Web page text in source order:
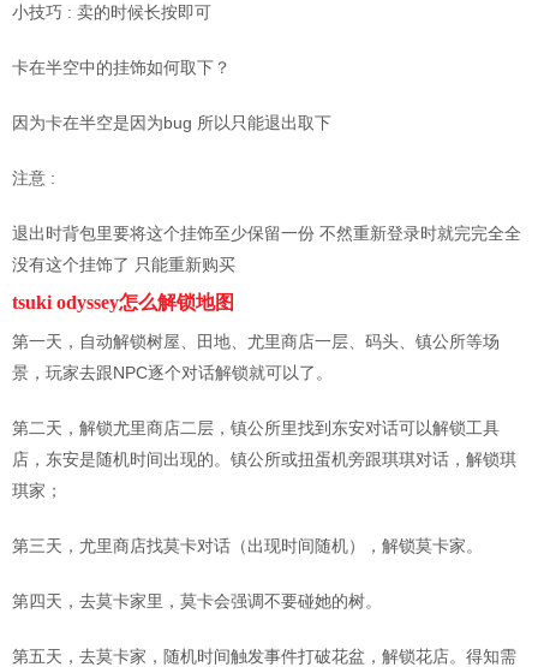
小技巧 : 卖的时候长按即可
卡在半空中的挂饰如何取下？
因为卡在半空是因为bug 所以只能退出取下
注意 :
退出时背包里要将这个挂饰至少保留一份 不然重新登录时就完完全全
没有这个挂饰了 只能重新购买
tsuki odyssey怎么解锁地图
第一天，自动解锁树屋、田地、尤里商店一层、码头、镇公所等场
景，玩家去跟NPC逐个对话解锁就可以了。
第二天，解锁尤里商店二层，镇公所里找到东安对话可以解锁工具
店，东安是随机时间出现的。镇公所或扭蛋机旁跟琪琪对话，解锁琪
琪家；
第三天，尤里商店找莫卡对话（出现时间随机），解锁莫卡家。
第四天，去莫卡家里，莫卡会强调不要碰她的树。
第五天，去莫卡家，随机时间触发事件打破花盆，解锁花店。得知需